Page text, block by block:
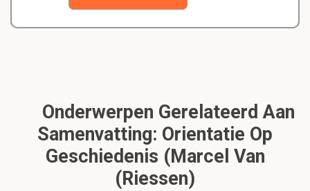
Onderwerpen Gerelateerd Aan
Samenvatting: Orientatie Op
Geschiedenis (Marcel Van
(Riessen)